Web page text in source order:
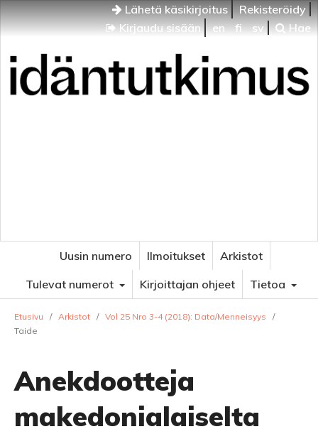
Lähetä käsikirjoitus
Rekisteröidy
Kirjaudu sisään
en fi sv Hae
Uusin numero Ilmoitukset
Arkistot
Tulevat numerot
Kirjoittajan ohjeet Tietoa
Etusivu / Arkistot / Vol 25 Nro 3-4 (2018): Data/Menneisyys
/
Taide
Anekdootteja
makedonialaiselta